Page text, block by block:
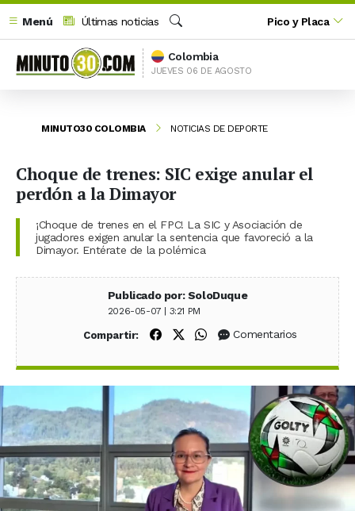
Menú
Últimas noticias
Buscar
Pico y Placa
Colombia
JUEVES 06 DE AGOSTO
MINUTO30 COLOMBIA NOTICIAS DE DEPORTE
Choque de trenes: SIC exige anular el
perdón a la Dimayor
¡Choque de trenes en el FPC! La SIC y Asociación de
jugadores exigen anular la sentencia que favoreció a la
Dimayor. Entérate de la polémica
Publicado por: SoloDuque
2026-05-07 | 3:21 PM
Compartir: Compartir en Facebook
Compartir en X (Twitter)
Compartir en WhatsApp
Comentarios